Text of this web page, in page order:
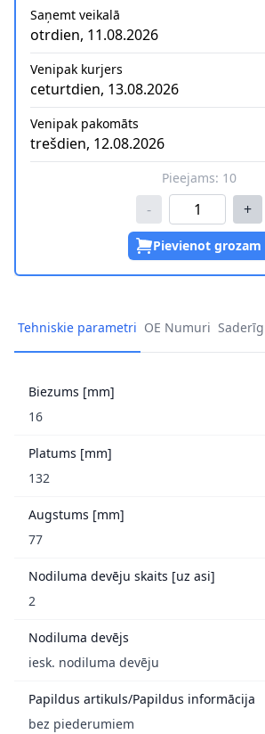
Saņemt veikalā
otrdien, 11.08.2026
Venipak kurjers
ceturtdien, 13.08.2026
Venipak pakomāts
trešdien, 12.08.2026
Pieejams: 10
- +
Pievienot grozam
Tehniskie parametri OE Numuri
Biezums [mm]
16
Platums [mm]
132
Augstums [mm]
77
Nodiluma devēju skaits [uz asi]
2
Nodiluma devējs
iesk. nodiluma devēju
Papildus artikuls/Papildus informācija
bez piederumiem